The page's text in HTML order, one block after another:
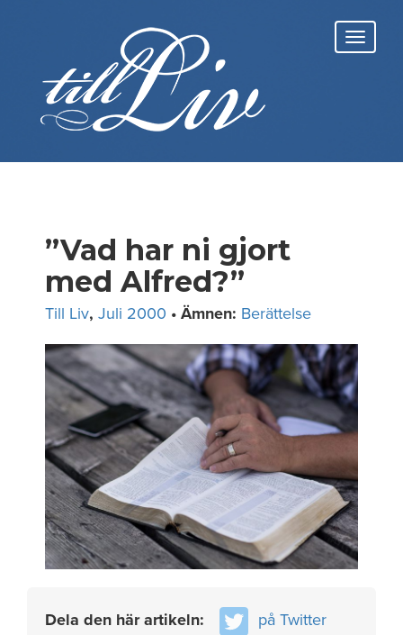
”Vad har ni gjort
med Alfred?”
Till Liv, Juli 2000 • Ämnen: Berättelse
Dela den här artikeln:
på Twitter